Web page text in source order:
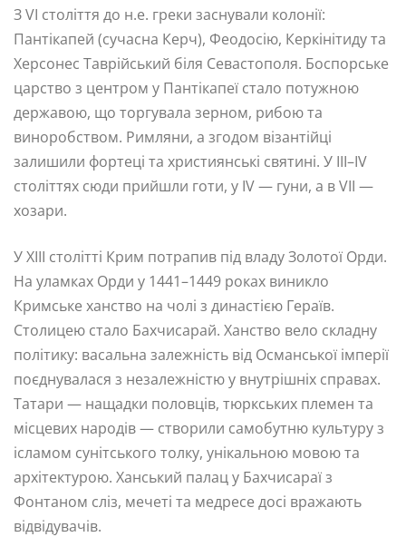
З VI століття до н.е. греки заснували колонії:
Пантікапей (сучасна Керч), Феодосію, Керкінітиду та
Херсонес Таврійський біля Севастополя. Боспорське
царство з центром у Пантікапеї стало потужною
державою, що торгувала зерном, рибою та
виноробством. Римляни, а згодом візантійці
залишили фортеці та християнські святині. У III–IV
століттях сюди прийшли готи, у IV — гуни, а в VII —
хозари.
У XIII столітті Крим потрапив під владу Золотої Орди.
На уламках Орди у 1441–1449 роках виникло
Кримське ханство на чолі з династією Гераїв.
Столицею стало Бахчисарай. Ханство вело складну
політику: васальна залежність від Османської імперії
поєднувалася з незалежністю у внутрішніх справах.
Татари — нащадки половців, тюркських племен та
місцевих народів — створили самобутню культуру з
ісламом сунітського толку, унікальною мовою та
архітектурою. Ханський палац у Бахчисараї з
Фонтаном сліз, мечеті та медресе досі вражають
відвідувачів.